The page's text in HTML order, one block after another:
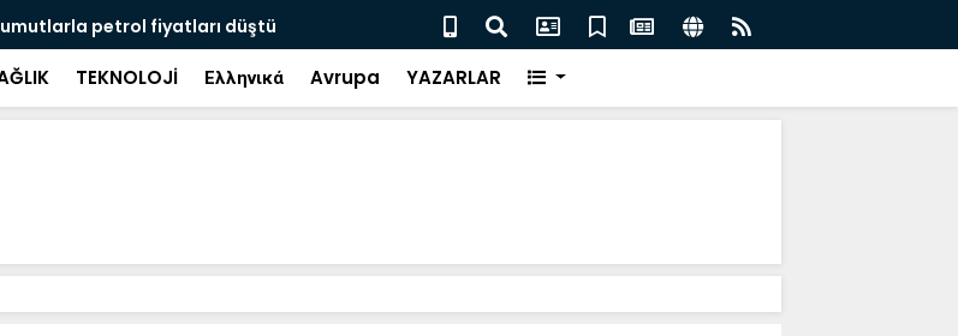
petrol fiyatları düştü İran ve Umman Hürmüz Boğazı anlaşması hazırlığında
TEKNOLOJİ Ελληνικά Avrupa YAZARLAR